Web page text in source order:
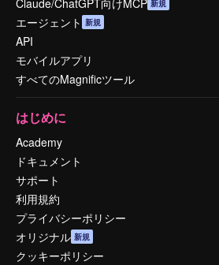
Claude/ChatGPT向けMCP 新規
エージェント 新規
API
モバイルアプリ
すべてのMagnificツール
はじめに
Academy
ドキュメント
サポート
利用規約
プライバシーポリシー
オリジナル 新規
クッキーポリシー